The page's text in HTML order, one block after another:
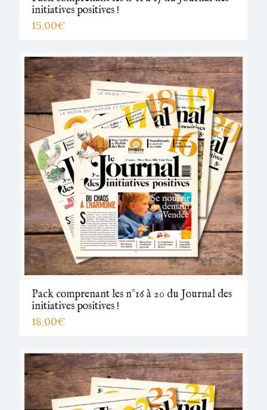
initiatives positives !
15,00€
Pack comprenant les n°16 à 20 du Journal des
initiatives positives !
18,00€